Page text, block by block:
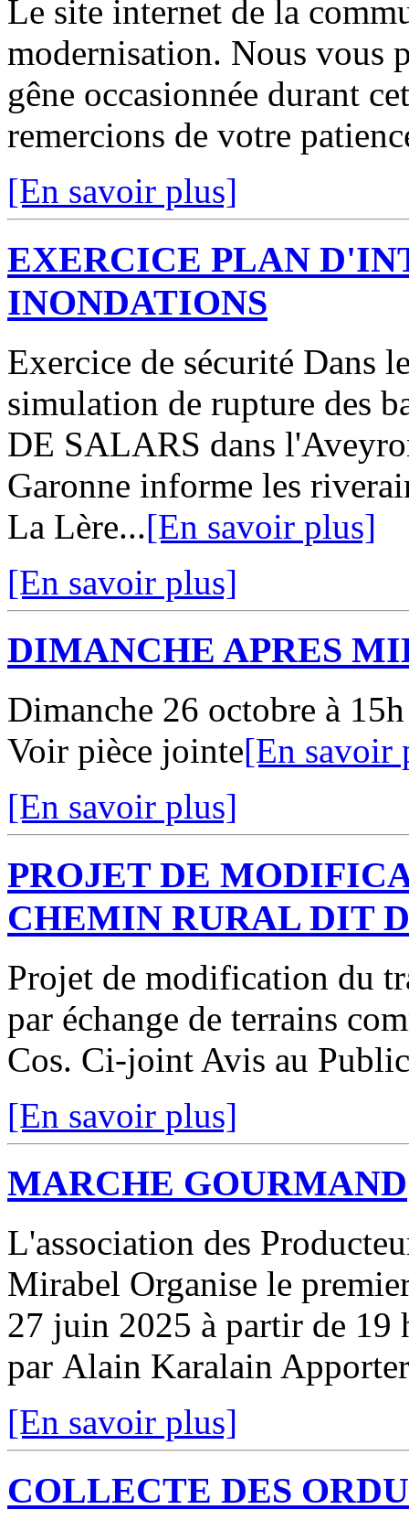
Le site internet de la
modernisation. Nous vous
gêne occasionnée durant
remercions de votre
[En savoir plus]
EXERCICE PLAN
INONDATIONS
Exercice de sécurité Dans
simulation de rupture des
DE SALARS dans
Garonne informe les
La Lère...[En savoir plus]
[En savoir plus]
DIMANCHE APRES
Dimanche 26 octobre à
Voir pièce jointe[En savoir
[En savoir plus]
PROJET DE
CHEMIN RURAL DIT
Projet de modification du
par échange de terrains
Cos. Ci-joint Avis au Public
[En savoir plus]
MARCHE GOURMAND
L'association des
Mirabel Organise le
27 juin 2025 à partir de 19
par Alain Karalain
[En savoir plus]
COLLECTE DES